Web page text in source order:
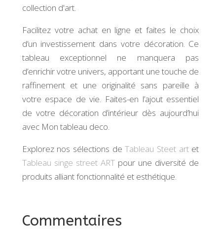
collection d'art.
Facilitez votre achat en ligne et faites le choix
d’un investissement dans votre décoration. Ce
tableau exceptionnel ne manquera pas
d’enrichir votre univers, apportant une touche de
raffinement et une originalité sans pareille à
votre espace de vie. Faites-en l’ajout essentiel
de votre décoration d’intérieur dès aujourd’hui
avec Mon tableau deco.
Explorez nos sélections deTableau Steet artet
Tableau singe street ARTpour une diversité de
produits alliant fonctionnalité et esthétique.
Commentaires